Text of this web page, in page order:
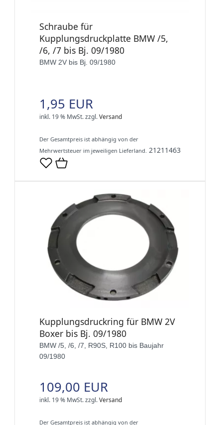
Schraube für
Kupplungsdruckplatte BMW /5,
/6, /7 bis Bj. 09/1980
BMW 2V bis Bj. 09/1980
1,95 EUR
inkl. 19 % MwSt.zzgl.Versand
Der Gesamtpreis ist abhängig von der
Mehrwertsteuer im jeweiligen Lieferland. 21211463
Kupplungsdruckring für BMW 2V
Boxer bis Bj. 09/1980
BMW /5, /6, /7, R90S, R100 bis Baujahr
09/1980
109,00 EUR
inkl. 19 % MwSt.zzgl.Versand
Der Gesamtpreis ist abhängig von der